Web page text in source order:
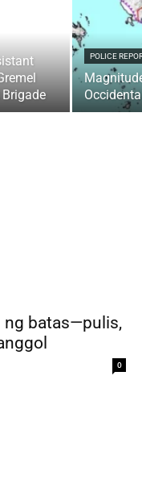
POLICE
ng batas—pulis,
0